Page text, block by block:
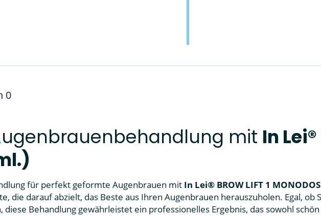
0
mit In Lei®
für perfekt geformte Augenbrauen mit In Lei® BROW LIFT 1
die darauf abzielt, das Beste aus Ihren Augenbrauen herauszuholen. Egal,
Behandlung gewährleistet ein professionelles Ergebnis, das sowohl schön